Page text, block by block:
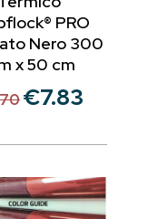
PRO
Nero 300
x 50 cm
Il
originale
€8.70.
€7.83
attuale
€7.83.